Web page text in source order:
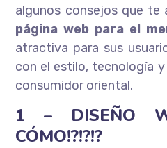
algunos consejos que te
página web para el
atractiva para sus
con el estilo, tecnología
consumidor oriental.
1 – DISEÑO
CÓMO!?!?!?